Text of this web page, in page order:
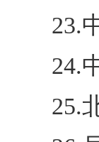
23.
24.
25.